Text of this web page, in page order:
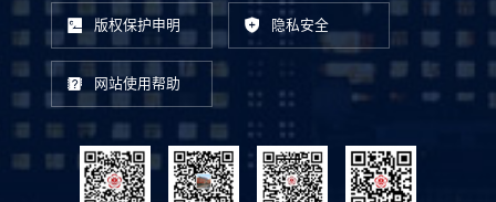
版权保护申明 隐私安全
网站使用帮助